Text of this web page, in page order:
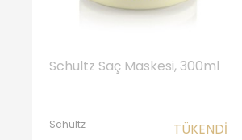
Schultz Saç Maskesi, 300ml
Schultz TÜKENDI